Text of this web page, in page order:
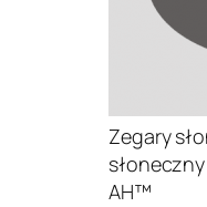
Zegary
AH™